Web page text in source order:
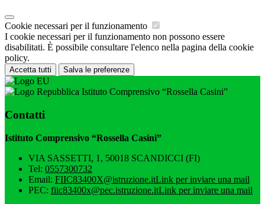
Cookie necessari per il funzionamento
I cookie necessari per il funzionamento non possono essere
disabilitati. È possibile consultare l'elenco nella pagina della cookie
policy.
Accetta tutti Salva le preferenze
Istituto Comprensivo “Rossella Casini”
Contatti
Istituto Comprensivo “Rossella Casini”
VIA SASSETTI, 1, 50018 SCANDICCI (FI)
Tel: 0557300732
Email: FIIC83400X@istruzione.itLink per inviare una mail
PEC: fiic83400x@pec.istruzione.itLink per inviare una mail